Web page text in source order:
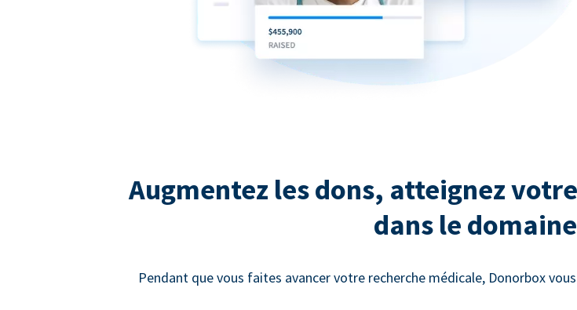
Augmentez les dons, atteignez
dans le
Pendant que vous faites avancer votre recherche médicale, Donorbox